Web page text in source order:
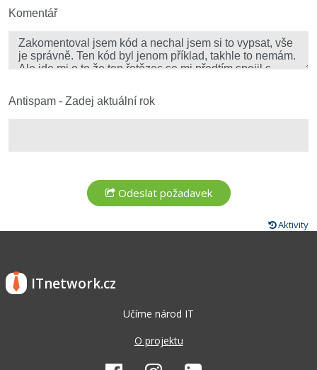
Fórum
Kybernetická bezpečnost
Komentář
Antispam - Zadej aktuální rok
Aktivity
ITnetwork.cz
Učíme národ IT
O projektu